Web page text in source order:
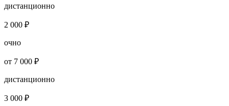
дистанционно
2 000 ₽
очно
от 7 000 ₽
дистанционно
3 000 ₽